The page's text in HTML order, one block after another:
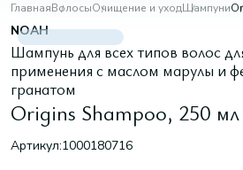
ГлавнаяВолосыОчищение и уходШампуни
NOAH
Шампунь для всех типов волос
применения c маслом марулы и
гранатом
Origins Shampoo, 250 мл
Артикул:1000180716